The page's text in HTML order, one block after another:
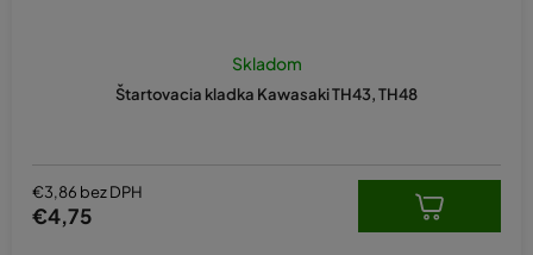
Štartovacia kladka Kawasaki TH43, TH48
Skladom
€3,86 bez DPH
€4,75